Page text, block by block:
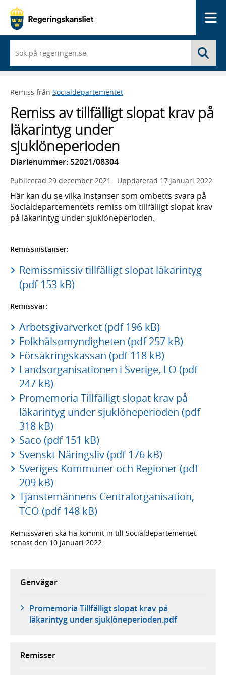
du
börjar
skriva
framträder
lista
med
sökförslag
Remiss från Socialdepartementet
Remiss av tillfälligt slopat krav på
läkarintyg under
sjuklöneperioden
Diarienummer: S2021/08304
Publicerad 29 december 2021 Uppdaterad 17 januari 2022
Här kan du se vilka instanser som ombetts svara på
Socialdepartementets remiss om tillfälligt slopat krav
på läkarintyg under sjuklöneperioden.
Remissinstanser:
Remissmissiv tillfälligt slopat läkarintyg
(pdf 153 kB)
Remissvar:
Arbetsgivarverket (pdf 196 kB)
Folkhälsomyndigheten (pdf 257 kB)
Försäkringskassan (pdf 118 kB)
Landsorganisationen i Sverige, LO (pdf
247 kB)
Promemoria Tillfälligt slopat krav på
läkarintyg under sjuklöneperioden (pdf
318 kB)
Saco (pdf 151 kB)
Svenskt Näringsliv (pdf 176 kB)
Sveriges Kommuner och Regioner (pdf
209 kB)
Tjänstemännens Centralorganisation,
TCO (pdf 148 kB)
Remissvaren ska ha kommit in till Socialdepartementet
senast den 10 januari 2022.
Genvägar
Promemoria Tillfälligt slopat krav på
läkarintyg under sjuklöneperioden.pdf
Remisser